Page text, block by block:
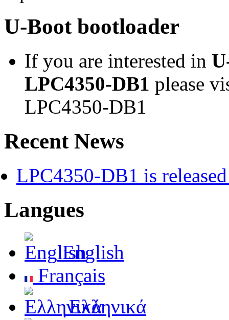
U-Boot bootloader
If you are interested in
LPC4350-DB1 please
LPC4350-DB1
Recent News
LPC4350-DB1 is
Langues
English
Français
Ελληνικά